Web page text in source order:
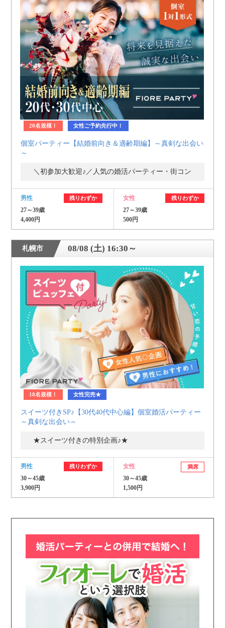
20名規模！ 女性ご予約先行中！
個室パーティー【結婚前向き＆適齢期編】～真剣な出会い
～
＼初参加大歓迎♪／人気の婚活パーティー・街コン
男性 残りわずか
27～39歳
4,400円
女性 残りわずか
27～39歳
500円
札幌市 08/08 (土) 16:30～
18名規模！ 女性完売★
スイーツ付きSP♪【30代40代中心編】個室婚活パーティー
～真剣な出会い～
★スイーツ付きの特別企画♪★
男性 残りわずか
30～45歳
3,900円
女性 満席
30～45歳
1,500円